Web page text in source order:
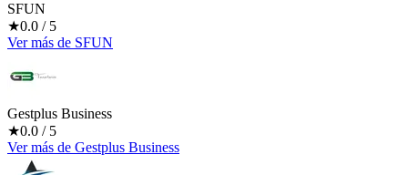
SFUN
★0.0 / 5
Ver más de SFUN
Gestplus Business
★0.0 / 5
Ver más de Gestplus Business